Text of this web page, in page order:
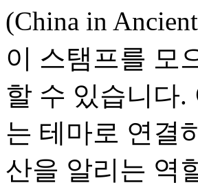
(China in
이 스탬프를 모
할 수 있습니다
는 테마로 연결
산을 알리는 역